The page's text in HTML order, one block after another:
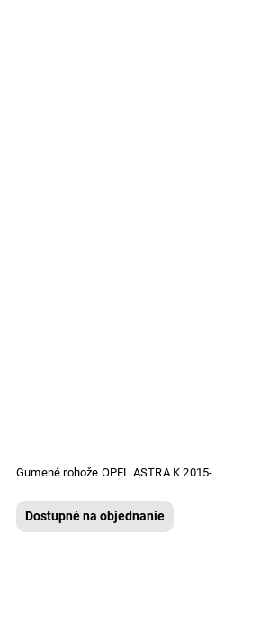
Gumené rohože OPEL ASTRA K 2015-
Dostupné na objednanie